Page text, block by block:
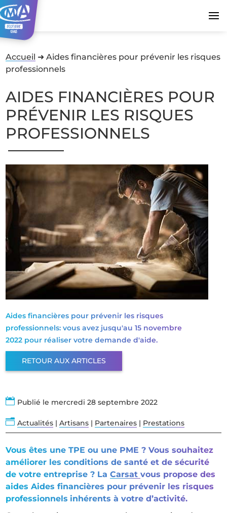
Accueil ➜Aides financières pour prévenir les risques
professionnels
AIDES FINANCIÈRES POUR
PRÉVENIR LES RISQUES
PROFESSIONNELS
Aides financières pour prévenir les risques
professionnels: vous avez jusqu'au 15 novembre
2022 pour réaliser votre demande d'aide.
RETOUR AUX ARTICLES
 Publié le mercredi 28 septembre 2022
n Actualités |Artisans | Partenaires | Prestations
Vous êtes une TPE ou une PME ? Vous souhaitez
améliorer les conditions de santé et de sécurité
de votre entreprise ? LaCarsatvous propose des
aides Aides financières pour prévenir les risques
professionnels inhérents à votre d’activité.